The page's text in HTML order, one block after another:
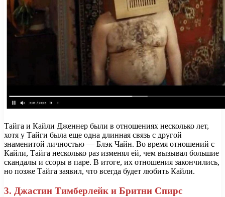
Тайга и Кайли Дженнер были в отношениях несколько лет,
хотя у Тайги была еще одна длинная связь с другой
знаменитой личностью — Блэк Чайн. Во время отношений с
Кайли, Тайга несколько раз изменял ей, чем вызывал большие
скандалы и ссоры в паре. В итоге, их отношения закончились,
но позже Тайга заявил, что всегда будет любить Кайли.
3. Джастин Тимберлейк и Бритни Спирс